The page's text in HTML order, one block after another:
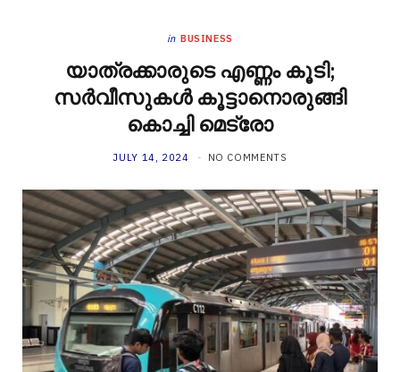
in BUSINESS
യാത്രക്കാരുടെ എണ്ണം കൂടി;
സര്‍വീസുകള്‍ കൂട്ടാനൊരുങ്ങി
കൊച്ചി മെട്രോ
JULY 14, 2024 NO COMMENTS